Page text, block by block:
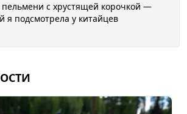
пельмени с хрустящей корочкой —
я подсмотрела у китайцев